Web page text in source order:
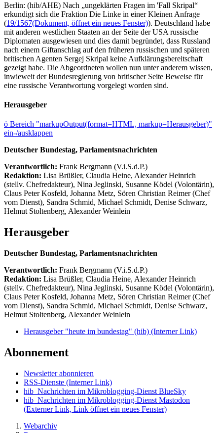
Berlin: (hib/AHE) Nach „ungeklärten Fragen im 'Fall Skripal“
erkundigt sich die Fraktion Die Linke in einer Kleinen Anfrage
(19/1567(Dokument, öffnet ein neues Fenster)). Deutschland habe
mit anderen westlichen Staaten an der Seite der USA russische
Diplomaten ausgewiesen und dies damit begründet, dass Russland
nach einem Giftanschlag auf den früheren russischen und späteren
britischen Agenten Sergej Skripal keine Aufklärungsbereitschaft
gezeigt habe. Die Abgeordneten wollen nun unter anderem wissen,
inwieweit der Bundesregierung von britischer Seite Beweise für
eine russische Verantwortung vorgelegt worden sind.
Herausgeber
ö Bereich "markupOutput(format=HTML, markup=Herausgeber)"
ein-/ausklappen
Deutscher Bundestag, Parlamentsnachrichten
Verantwortlich: Frank Bergmann (V.i.S.d.P.)
Redaktion: Lisa Brüßler, Claudia Heine, Alexander Heinrich
(stellv. Chefredakteur), Nina Jeglinski, Susanne Ködel (Volontärin),
Claus Peter Kosfeld, Johanna Metz, Sören Christian Reimer (Chef
vom Dienst), Sandra Schmid, Michael Schmidt, Denise Schwarz,
Helmut Stoltenberg, Alexander Weinlein
Herausgeber
Deutscher Bundestag, Parlamentsnachrichten
Verantwortlich: Frank Bergmann (V.i.S.d.P.)
Redaktion: Lisa Brüßler, Claudia Heine, Alexander Heinrich
(stellv. Chefredakteur), Nina Jeglinski, Susanne Ködel (Volontärin),
Claus Peter Kosfeld, Johanna Metz, Sören Christian Reimer (Chef
vom Dienst), Sandra Schmid, Michael Schmidt, Denise Schwarz,
Helmut Stoltenberg, Alexander Weinlein
Herausgeber "heute im bundestag" (hib) (Interner Link)
Abonnement
Newsletter abonnieren
RSS-Dienste (Interner Link)
hib_Nachrichten im Mikroblogging-Dienst BlueSky
hib_Nachrichten im Mikroblogging-Dienst Mastodon
(Externer Link, Link öffnet ein neues Fenster)
Webarchiv